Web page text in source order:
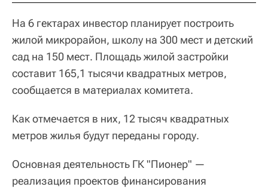
На 6 гектарах инвестор планирует построить
жилой микрорайон, школу на 300 мест и детский
сад на 150 мест. Площадь жилой застройки
составит 165,1 тысячи квадратных метров,
сообщается в материалах комитета.
Как отмечается в них, 12 тысяч квадратных
метров жилья будут переданы городу.
Основная деятельность ГК "Пионер" —
реализация проектов финансирования